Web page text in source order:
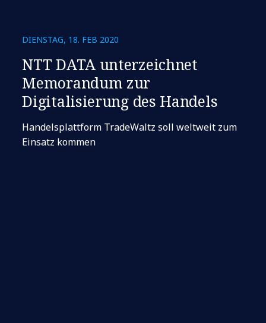
DIENSTAG, 18. FEB 2020
NTT DATA unterzeichnet
Memorandum zur
Digitalisierung des Handels
Handelsplattform TradeWaltz soll weltweit zum
Einsatz kommen